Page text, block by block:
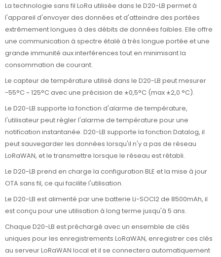
La technologie sans fil LoRa utilisée dans le D20-LB permet à
l'appareil d'envoyer des données et d'atteindre des portées
extrêmement longues à des débits de données faibles. Elle offre
une communication à spectre étalé à très longue portée et une
grande immunité aux interférences tout en minimisant la
consommation de courant.
Le capteur de température utilisé dans le D20-LB peut mesurer
-55°C ~ 125°C avec une précision de ±0,5°C (max ±2,0 °C).
Le D20-LB supporte la fonction d'alarme de température,
l'utilisateur peut régler l'alarme de température pour une
notification instantanée. D20-LB supporte la fonction Datalog, il
peut sauvegarder les données lorsqu'il n'y a pas de réseau
LoRaWAN, et le transmettre lorsque le réseau est rétabli.
Le D20-LB prend en charge la configuration BLE et la mise à jour
OTA sans fil, ce qui facilite l'utilisation.
Le D20-LB est alimenté par une batterie Li-SOCI2 de 8500mAh, il
est conçu pour une utilisation à long terme jusqu'à 5 ans.
Chaque D20-LB est préchargé avec un ensemble de clés
uniques pour les enregistrements LoRaWAN, enregistrer ces clés
au serveur LoRaWAN local et il se connectera automatiquement